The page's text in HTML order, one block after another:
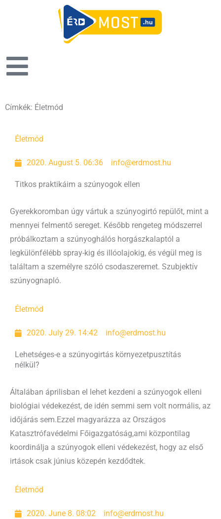
Címkék: Életmód
Életmód
2020. August 5. 06:36 info@erdmost.hu
Titkos praktikáim a szúnyogok ellen
Gyerekkoromban úgy vártuk a szúnyogirtó repülőt, mint a
mennyei felmentő sereget. Később rengeteg módszerrel
próbálkoztam a szúnyoghálós horgászkalaptól a
legkülönfélébb spray-kig és illóolajokig, és végül meg is
találtam a személyre szóló csodaszeremet. Szubjektív
szúnyognapló.
Életmód
2020. July 29. 14:42 info@erdmost.hu
Lehetséges-e a szúnyogirtás környezetpusztítás
nélkül?
Általában áprilisban el lehet kezdeni a szúnyogok elleni
biológiai védekezést, de idén semmi sem volt normális, az
időjárás sem.Ezzel magyarázza az Országos
Katasztrófavédelmi Főigazgatóság,ami központilag
koordinálja a szúnyogok elleni védekezést, hogy az első
irtások csak június közepén kezdődtek.
Életmód
2020. June 8. 08:02 info@erdmost.hu